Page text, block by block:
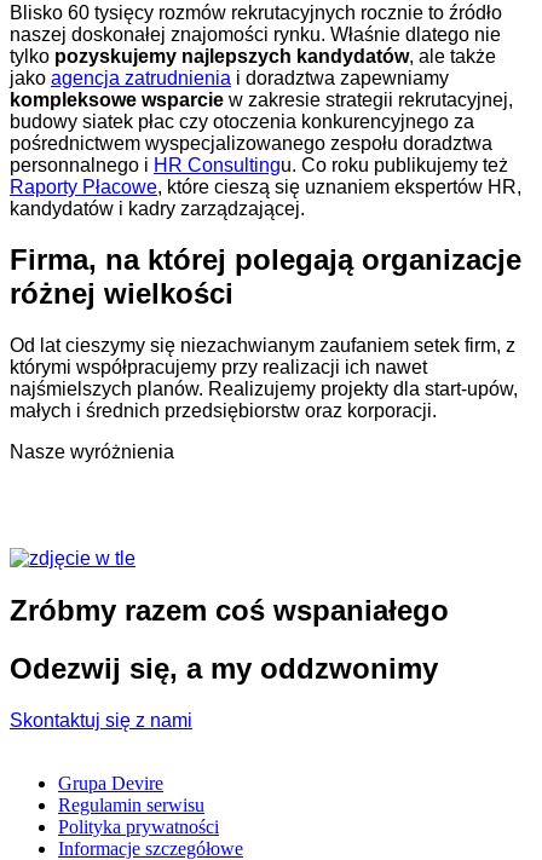
Blisko 60 tysięcy rozmów rekrutacyjnych rocznie to źródło
naszej doskonałej znajomości rynku. Właśnie dlatego nie
tylko pozyskujemy najlepszych kandydatów, ale także
jako agencja zatrudnienia i doradztwa zapewniamy
kompleksowe wsparcie w zakresie strategii rekrutacyjnej,
budowy siatek płac czy otoczenia konkurencyjnego za
pośrednictwem wyspecjalizowanego zespołu doradztwa
personnalnego i HR Consultingu. Co roku publikujemy też
Raporty Płacowe, które cieszą się uznaniem ekspertów HR,
kandydatów i kadry zarządzającej.
Firma, na której polegają organizacje
różnej wielkości
Od lat cieszymy się niezachwianym zaufaniem setek firm, z
którymi współpracujemy przy realizacji ich nawet
najśmielszych planów. Realizujemy projekty dla start-upów,
małych i średnich przedsiębiorstw oraz korporacji.
Nasze wyróżnienia
Zróbmy razem coś wspaniałego
Odezwij się, a my oddzwonimy
Skontaktuj się z nami
Grupa Devire
Regulamin serwisu
Polityka prywatności
Informacje szczegółowe